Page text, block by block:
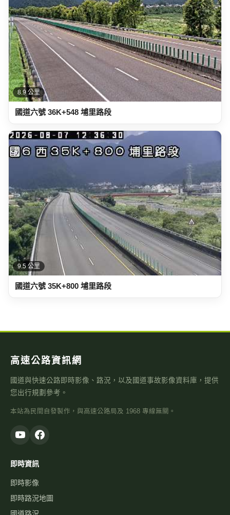
8.9 公里
國道六號 36K+548 埔里路段
9.5 公里
國道六號 35K+800 埔里路段
高速公路資訊網
國道與快速公路即時影像、路況，以及國道事故影像資料庫，提供
您出行規劃參考。
本站為民間自發製作，與高速公路局及 1968 專線無關。
即時資訊
即時影像
即時路況地圖
國道路況